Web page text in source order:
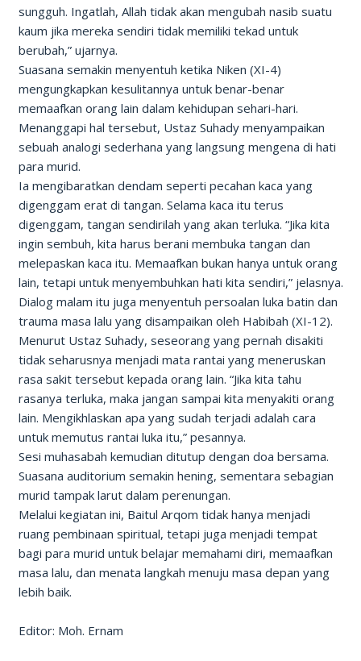
sungguh. Ingatlah, Allah tidak akan mengubah nasib suatu
kaum jika mereka sendiri tidak memiliki tekad untuk
berubah,” ujarnya.
Suasana semakin menyentuh ketika Niken (XI-4)
mengungkapkan kesulitannya untuk benar-benar
memaafkan orang lain dalam kehidupan sehari-hari.
Menanggapi hal tersebut, Ustaz Suhady menyampaikan
sebuah analogi sederhana yang langsung mengena di hati
para murid.
Ia mengibaratkan dendam seperti pecahan kaca yang
digenggam erat di tangan. Selama kaca itu terus
digenggam, tangan sendirilah yang akan terluka. “Jika kita
ingin sembuh, kita harus berani membuka tangan dan
melepaskan kaca itu. Memaafkan bukan hanya untuk orang
lain, tetapi untuk menyembuhkan hati kita sendiri,” jelasnya.
Dialog malam itu juga menyentuh persoalan luka batin dan
trauma masa lalu yang disampaikan oleh Habibah (XI-12).
Menurut Ustaz Suhady, seseorang yang pernah disakiti
tidak seharusnya menjadi mata rantai yang meneruskan
rasa sakit tersebut kepada orang lain. “Jika kita tahu
rasanya terluka, maka jangan sampai kita menyakiti orang
lain. Mengikhlaskan apa yang sudah terjadi adalah cara
untuk memutus rantai luka itu,” pesannya.
Sesi muhasabah kemudian ditutup dengan doa bersama.
Suasana auditorium semakin hening, sementara sebagian
murid tampak larut dalam perenungan.
Melalui kegiatan ini, Baitul Arqom tidak hanya menjadi
ruang pembinaan spiritual, tetapi juga menjadi tempat
bagi para murid untuk belajar memahami diri, memaafkan
masa lalu, dan menata langkah menuju masa depan yang
lebih baik.
Editor: Moh. Ernam